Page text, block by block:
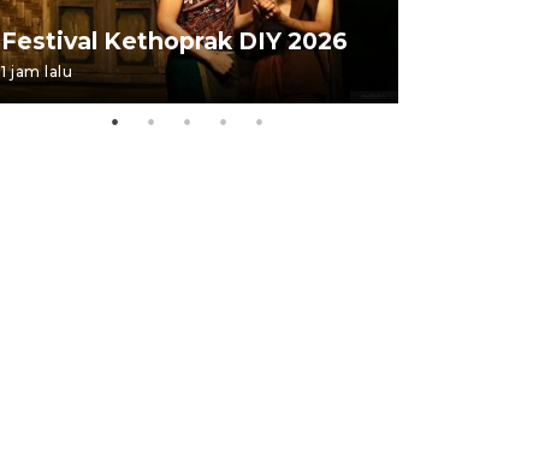
Festival Kethoprak DIY 2026
1 jam lalu